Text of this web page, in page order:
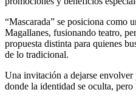
“Mascarada” se posiciona como
Magallanes, fusionando teatro,
propuesta distinta para quienes
de lo tradicional.
Una invitación a dejarse
donde la identidad se oculta,